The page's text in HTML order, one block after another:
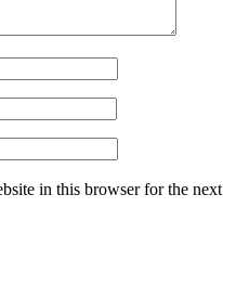
in this browser for the next